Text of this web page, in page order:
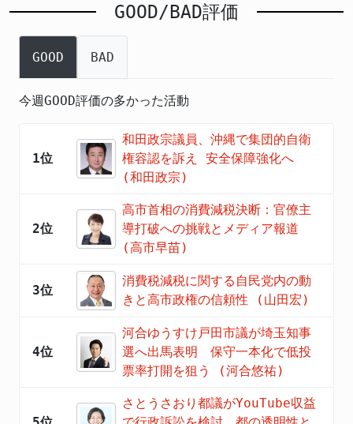
GOOD/BAD評価
GOOD BAD
今週GOOD評価の多かった活動
1位
和田政宗議員、沖縄で集団的自衛
権容認を訴え 安全保障強化へ
(和田政宗)
2位
高市首相の消費減税決断：官僚主
導打破への挑戦とメディア報道
(高市早苗)
3位
消費税減税に関する自民党内の動
きと高市政権の信頼性 (山田宏)
4位
河合ゆうすけ戸田市議が埼玉知事
選へ出馬表明 保守一本化で低投
票率打開を狙う (河合悠祐)
さとうさおり都議がYouTube収益